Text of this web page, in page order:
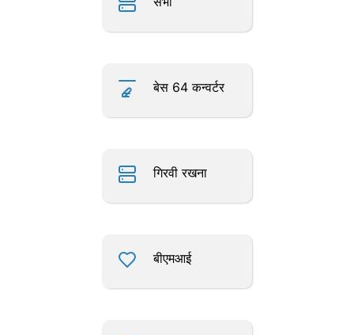
बेस 64 कन्वर्टर
गिरवी रखना
बीएमआई